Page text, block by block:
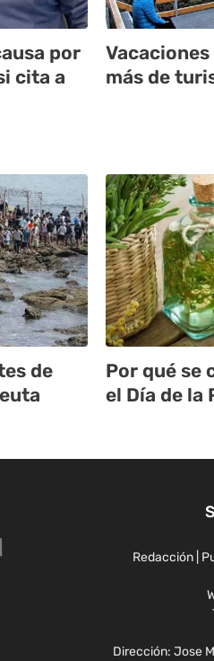
por
cita a
más de
de
Por qué se
el Día de la
Redacción |
Dirección: Jose